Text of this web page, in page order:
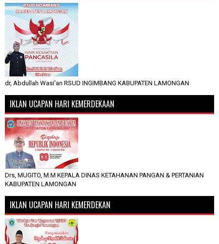
dr, Abdullah Wasi'an RSUD INGIMBANG KABUPATEN LAMONGAN
IKLAN UCAPAN HARI KEMERDEKAAN
Drs, MUGITO, M.M KEPALA DINAS KETAHANAN PANGAN & PERTANIAN
KABUPATEN LAMONGAN
IKLAN UCAPAN HARI KEMERDEKAN